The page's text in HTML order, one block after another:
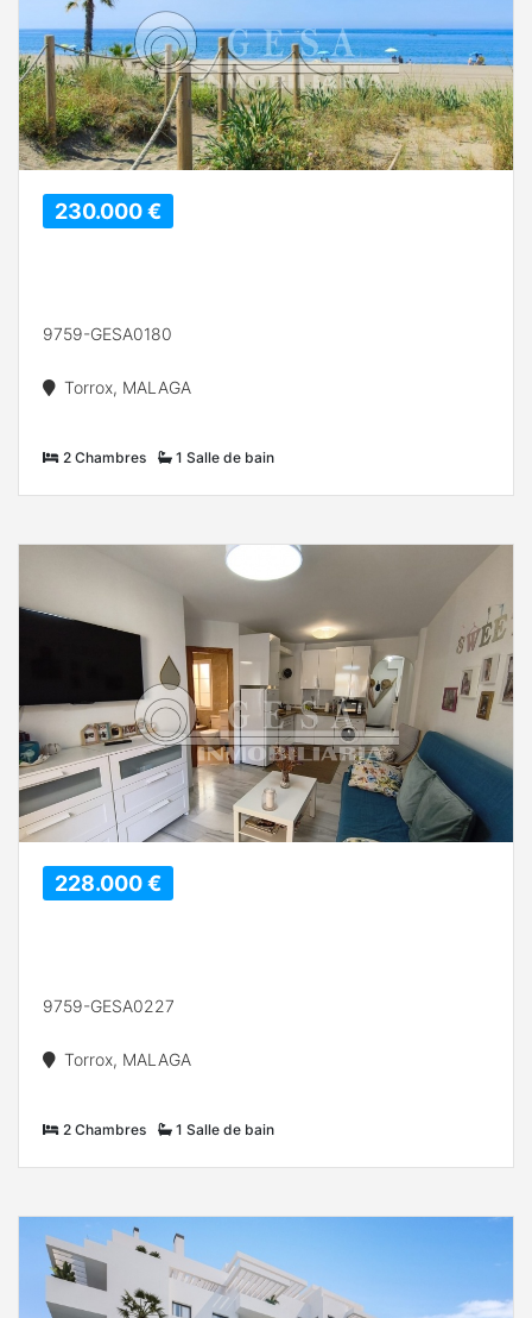
230.000 €
9759-GESA0180
Torrox, MALAGA
2 Chambres 1 Salle de bain
228.000 €
9759-GESA0227
Torrox, MALAGA
2 Chambres 1 Salle de bain